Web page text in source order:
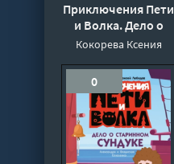
Приключения Пети
и Волка. Дело о
жёлтом
Кокорева Ксения
Кокорева Ксения
0